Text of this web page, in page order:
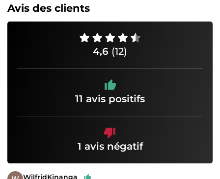
Avis des clients
4,6 (12)
11 avis positifs
1 avis négatif